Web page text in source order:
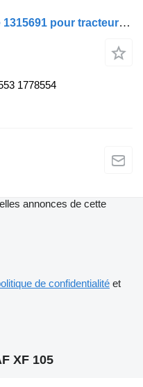
Capteur Senzor abs axa spate 1315691 pour tracteur routier DAF XF105
1778554
annonces de cette
de confidentialité et
XF 105